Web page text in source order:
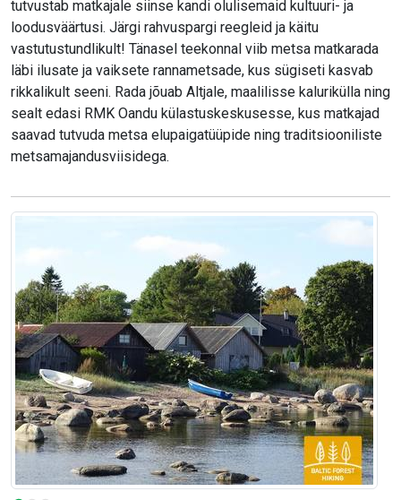
tutvustab matkajale siinse kandi olulisemaid kultuuri- ja
loodusväärtusi. Järgi rahvuspargi reegleid ja käitu
vastutustundlikult! Tänasel teekonnal viib metsa matkarada
läbi ilusate ja vaiksete rannametsade, kus sügiseti kasvab
rikkalikult seeni. Rada jõuab Altjale, maalilisse kalurikülla ning
sealt edasi RMK Oandu külastuskeskusesse, kus matkajad
saavad tutvuda metsa elupaigatüüpide ning traditsiooniliste
metsamajandusviisidega.